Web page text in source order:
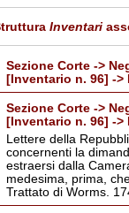
Inventari
Sezione Corte ->
[Inventario n. 96] ->
Sezione Corte ->
[Inventario n. 96] ->
Lettere della
concernenti la
estraersi dalla
medesima, prima,
Trattato di Worms.